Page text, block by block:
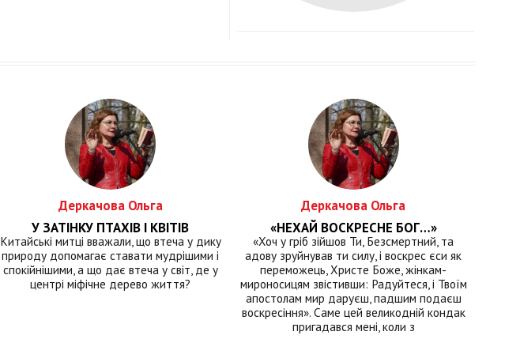
Деркачова Ольга
У ЗАТІНКУ ПТАХІВ І КВІТІВ
Китайські митці вважали, що втеча у дику
природу допомагає ставати мудрішими і
спокійнішими, а що дає втеча у світ, де у
центрі міфічне дерево життя?
Деркачова Ольга
«НЕХАЙ ВОСКРЕСНЕ БОГ…»
«Хоч у гріб зійшов Ти, Безсмертний, та
адову зруйнував ти силу, і воскрес єси як
переможець, Христе Боже, жінкам-
мироносицям звістивши: Радуйтеся, і Твоїм
апостолам мир даруєш, падшим подаєш
воскресіння». Саме цей великодній кондак
пригадався мені, коли з